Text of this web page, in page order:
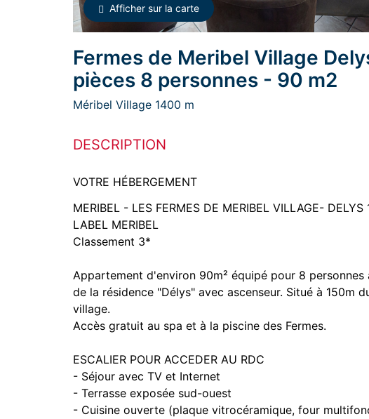
Afficher sur la carte
Fermes de Meribel Village
pièces 8 personnes - 90 m2
Méribel Village 1400 m
DESCRIPTION
VOTRE HÉBERGEMENT
MERIBEL - LES FERMES DE MERIBEL VILLAGE- DELYS
LABEL MERIBEL
Classement 3*
Appartement d'environ 90m² équipé pour 8
de la résidence "Délys" avec ascenseur. Situé à 150m
village.
Accès gratuit au spa et à la piscine des Fermes.
ESCALIER POUR ACCEDER AU RDC
- Séjour avec TV et Internet
- Terrasse exposée sud-ouest
- Cuisine ouverte (plaque vitrocéramique, four